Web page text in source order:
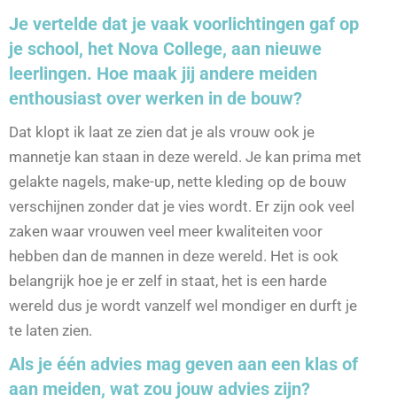
Je vertelde dat je vaak voorlichtingen gaf op
je school, het Nova College, aan nieuwe
leerlingen. Hoe maak jij andere meiden
enthousiast over werken in de bouw?
Dat klopt ik laat ze zien dat je als vrouw ook je
mannetje kan staan in deze wereld. Je kan prima met
gelakte nagels, make-up, nette kleding op de bouw
verschijnen zonder dat je vies wordt. Er zijn ook veel
zaken waar vrouwen veel meer kwaliteiten voor
hebben dan de mannen in deze wereld. Het is ook
belangrijk hoe je er zelf in staat, het is een harde
wereld dus je wordt vanzelf wel mondiger en durft je
te laten zien.
Als je één advies mag geven aan een klas of
aan meiden, wat zou jouw advies zijn?